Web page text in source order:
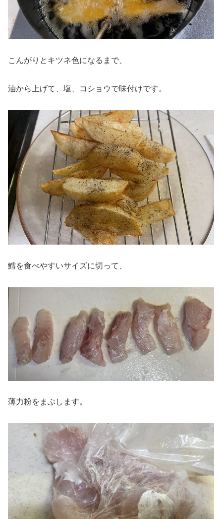
こんがりとキツネ色になるまで、
油から上げて、塩、コショウで味付けです。
鱈を食べやすいサイズに切って、
薄力粉をまぶします。